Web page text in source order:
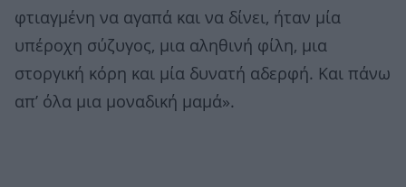
φτιαγμένη να αγαπά και να δίνει, ήταν μία
υπέροχη σύζυγος, μια αληθινή φίλη, μια
στοργική κόρη και μία δυνατή αδερφή. Και πάνω
απ’ όλα μια μοναδική μαμά».